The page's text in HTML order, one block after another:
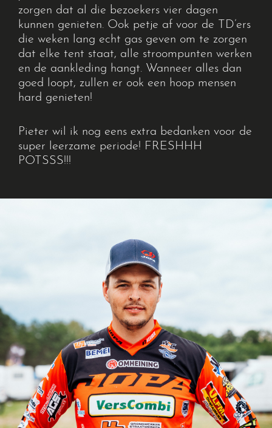
zorgen dat al die bezoekers vier dagen
kunnen genieten. Ook petje af voor de TD’ers
die weken lang echt gas geven om te zorgen
dat elke tent staat, alle stroompunten werken
en de aankleding hangt. Wanneer alles dan
goed loopt, zullen er ook een hoop mensen
hard genieten!
Pieter wil ik nog eens extra bedanken voor de
super leerzame periode! FRESHHH
POTSSS!!!